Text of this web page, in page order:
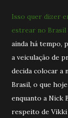
Isso quer dizer
estrear no Brasil
ainda há tempo,
a veiculação de
decida colocar a
Brasil, o que
enquanto a Nick
respeito de Vikki